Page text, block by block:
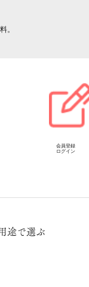
。
会員登録
ログイン
途で選ぶ